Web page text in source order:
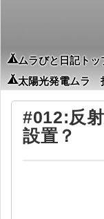
ムラびと日記トッ
太陽光発電ムラ
#012:反
設置？